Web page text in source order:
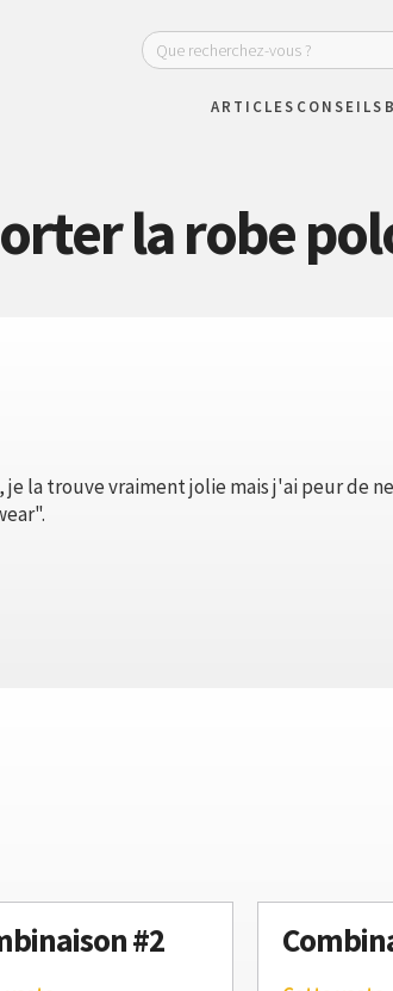
ARTICLES CONSEILS
la robe
je la trouve vraiment jolie mais j'ai peur de
#2